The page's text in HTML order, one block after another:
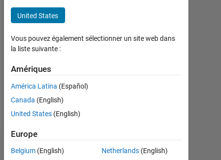
Followers:
Following:
Follow
Message
Tableau de bord
United States
Vous pouvez également sélectionner un site web dans
la liste suivante :
Amériques
América Latina (Español)
Canada (English)
United States (English)
Europe
Belgium (English)
Netherlands(English)